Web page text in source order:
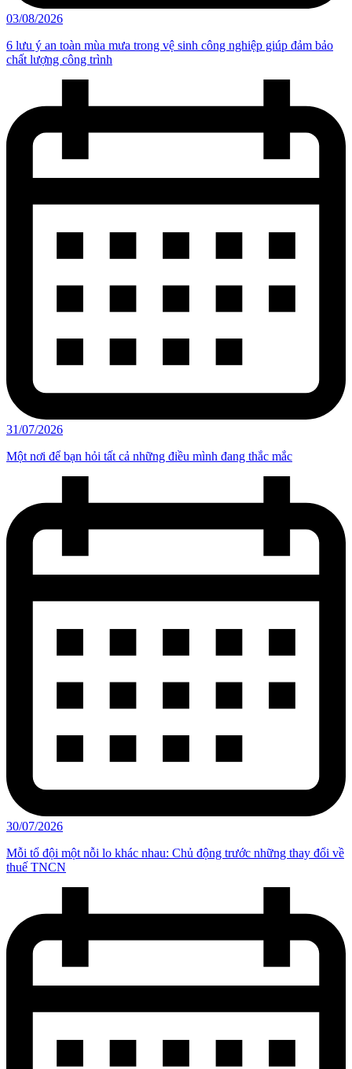
03/08/2026
6 lưu ý an toàn mùa mưa trong vệ sinh công nghiệp giúp đảm bảo
chất lượng công trình
31/07/2026
Một nơi để bạn hỏi tất cả những điều mình đang thắc mắc
30/07/2026
Mỗi tổ đội một nỗi lo khác nhau: Chủ động trước những thay đổi về
thuế TNCN